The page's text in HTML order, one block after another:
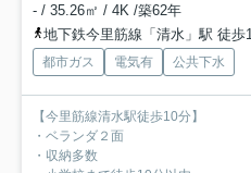
- / 35.26㎡ / 4K /築62年
地下鉄今里筋線「清水」駅 徒歩
都市ガス 電気有 公共下水
【今里筋線清水駅徒歩10分】
・ベランダ２面
・収納多数